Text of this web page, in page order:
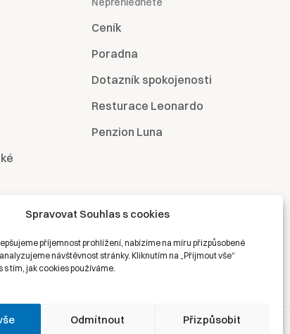
Spravovat Souhlas s cookies
příjemnost prohlížení, nabízíme na míru přizpůsobené
návštěvnost stránky. Kliknutím na „Přijmout vše“
tím, jak cookies používáme.
Odmítnout Přizpůsobit
Ceník
Poradna
Dotazník spokojenosti
Resturace Leonardo
Penzion Luna